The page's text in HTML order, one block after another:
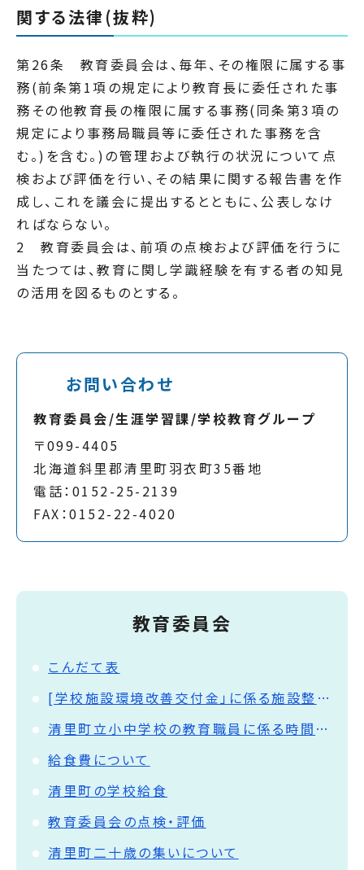
関する法律(抜粋)
第26条 教育委員会は、毎年、その権限に属する事
務(前条第1項の規定により教育長に委任された事
務その他教育長の権限に属する事務(同条第3項の
規定により事務局職員等に委任された事務を含
む。)を含む。)の管理および執行の状況について点
検および評価を行い、その結果に関する報告書を作
成し、これを議会に提出するとともに、公表しなけ
ればならない。
2 教育委員会は、前項の点検および評価を行うに
当たつては、教育に関し学識経験を有する者の知見
の活用を図るものとする。
お問い合わせ
教育委員会/生涯学習課/学校教育グループ
〒099-4405
北海道斜里郡清里町羽衣町35番地
電話：0152-25-2139
FAX：0152-22-4020
教育委員会
こんだて表
[学校施設環境改善交付金」に係る施設整備計画およびその事後評価結果の公表
清里町立小中学校の教育職員に係る時間外在校等時間(超過時間)の公表について
給食費について
清里町の学校給食
教育委員会の点検・評価
清里町二十歳の集いについて